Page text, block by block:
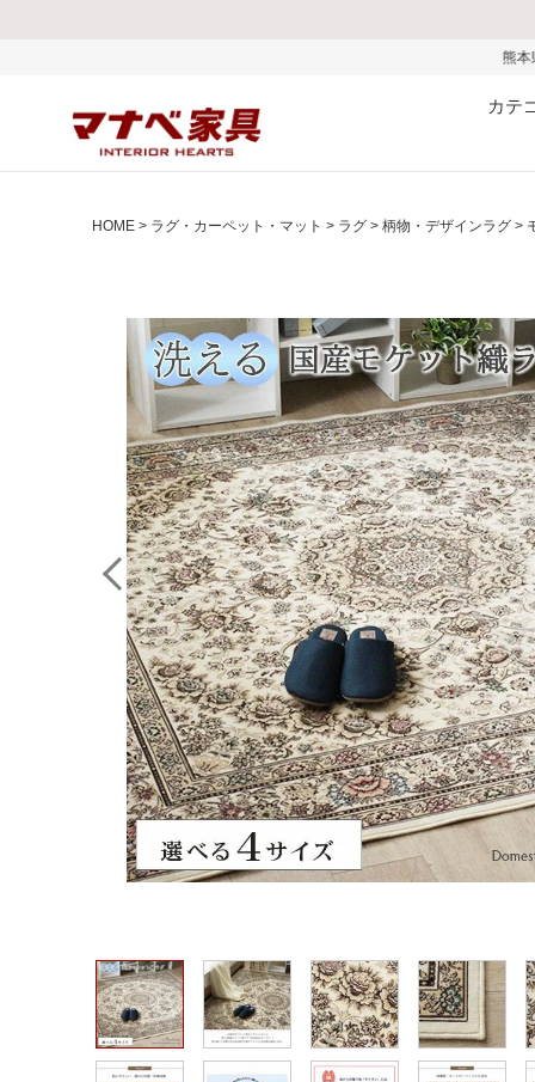
熊本県で発生した地震およびお
カテ
HOME ラグ・カーペット・マット ラグ 柄物・デザインラグ